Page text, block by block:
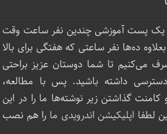
یک پست آموزشی چندین نفر ساعت‌ وقت
ده‌ها نفر ساعتی که هفتگی برای بالا
‌می‌کنیم تا شما دوستان عزیز براحتی
داشته باشید. پس با مطالعه،
گذاشتن زیر نوشته‌‌ها ما را در این
لطفا اپلیکیشن اندرویدی ما را هم نصب